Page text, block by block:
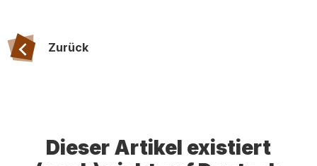
Zurück
Dieser Artikel existiert